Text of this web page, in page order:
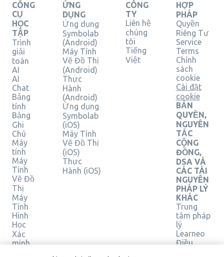
CÔNG
CỤ
HỌC
TẬP
Trình
giải
toán
AI
AI
Chat
Bảng
tính
Bảng
Ghi
Chú
Máy
tính
Máy
Tính
Vẽ Đồ
Thị
Máy
Tính
Hình
Học
Xác
minh
ỨNG
DỤNG
Ứng dụng
Symbolab
(Android)
Máy Tính
Vẽ Đồ Thị
(Android)
Thực
Hành
(Android)
Ứng dụng
Symbolab
(iOS)
Máy Tính
Vẽ Đồ Thị
(iOS)
Thực
Hành (iOS)
CÔNG
TY
Liên hệ
chúng
tôi
Tiếng
Việt
HỢP
PHÁP
Quyền
Riêng Tư
Service
Terms
Chính
sách
cookie
Cài đặt
cookie
BẢN
QUYỀN,
NGUYÊN
TẮC
CỘNG
ĐỒNG,
DSA VÀ
CÁC TÀI
NGUYÊN
PHÁP LÝ
KHÁC
Trung
tâm pháp
lý
Learneo
Điều